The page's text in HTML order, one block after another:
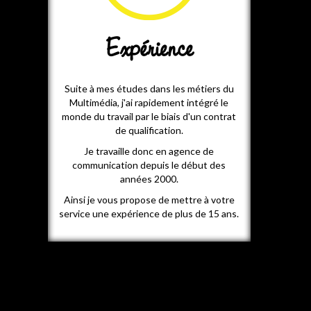
Expérience
Suite à mes études dans les métiers du
Multimédia, j'ai rapidement intégré le
monde du travail par le biais d'un contrat
de qualification.
Je travaille donc en agence de
communication depuis le début des
années 2000.
Ainsi je vous propose de mettre à votre
service une expérience de plus de 15 ans.